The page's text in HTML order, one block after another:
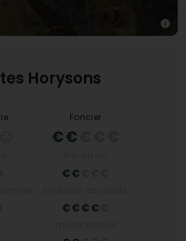
Horysons
Foncier